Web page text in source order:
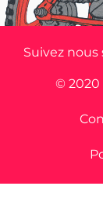
Suivez nous
© 2020